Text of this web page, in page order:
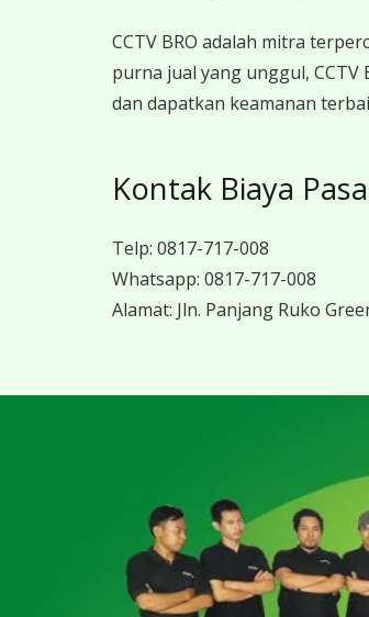
CCTV BRO adalah mitra
purna jual yang unggul,
dan dapatkan keamanan
Kontak Biaya
Telp: 0817-717-008
Whatsapp: 0817-717-008
Alamat: Jln. Panjang Ruko